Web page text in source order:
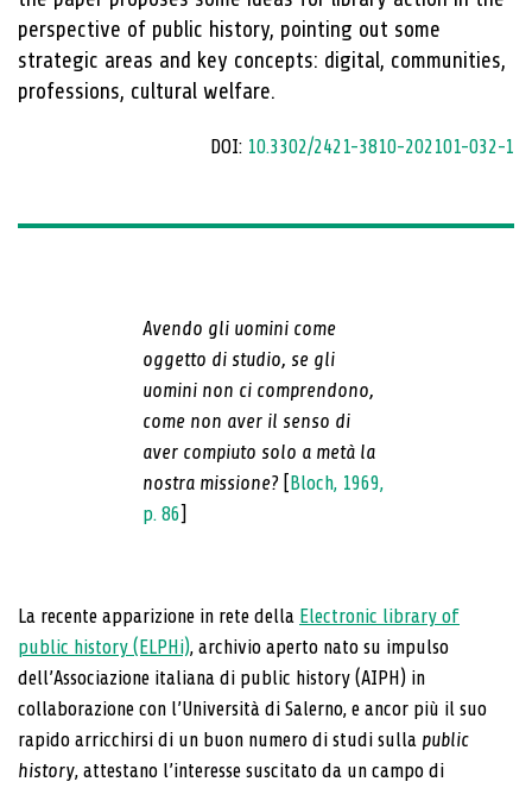
perspective of public history, pointing out some
strategic areas and key concepts: digital, communities,
professions, cultural welfare.
DOI: 10.3302/2421-3810-202101-032-1
Avendo gli uomini come
oggetto di studio, se gli
uomini non ci comprendono,
come non aver il senso di
aver compiuto solo a metà la
nostra missione?[Bloch, 1969,
p. 86]
La recente apparizione in rete della Electronic library of
public history (ELPHi), archivio aperto nato su impulso
dell’Associazione italiana di public history (AIPH) in
collaborazione con l’Università di Salerno, e ancor più il suo
rapido arricchirsi di un buon numero di studi sulla public
history, attestano l’interesse suscitato da un campo di